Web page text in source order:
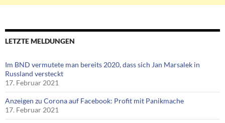
LETZTE MELDUNGEN
Im BND vermutete man bereits 2020, dass sich Jan Marsalek in
Russland versteckt
17. Februar 2021
Anzeigen zu Corona auf Facebook: Profit mit Panikmache
17. Februar 2021